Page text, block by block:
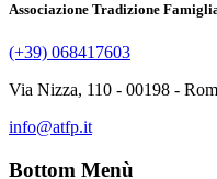
Associazione Tradizione
(+39) 068417603
Via Nizza, 110 - 00198 -
info@atfp.it
Bottom Menù